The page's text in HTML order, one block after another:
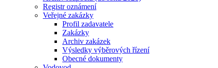
Registr oznámení
Veřejné zakázky
Profil zadavatele
Zakázky
Archiv zakázek
Výsledky výběrových řízení
Obecné dokumenty